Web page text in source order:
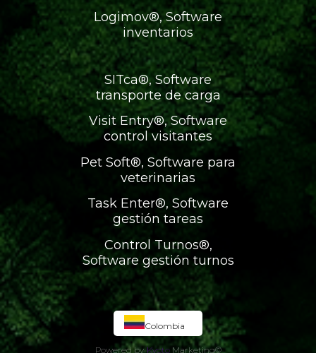
Logimov®, Software
inventarios
SITca®, Software
transporte de carga
Visit Entry®, Software
control visitantes
Pet Soft®, Software para
veterinarias
Task Enter®, Software
gestión tareas
Control Turnos®,
Software gestión turnos
Colombia
Powered by Kyoto Marketing©